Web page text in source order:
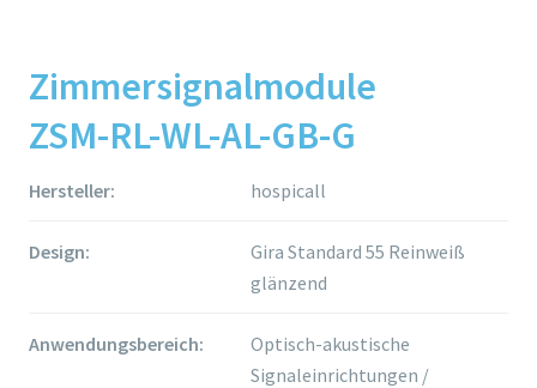
Zimmersignalmodule
ZSM-RL-WL-AL-GB-G
Hersteller: hospicall
Design:
Gira Standard 55 Reinweiß
glänzend
Anwendungsbereich:
Optisch-akustische
Signaleinrichtungen /